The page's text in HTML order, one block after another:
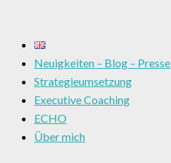
Neuigkeiten – Blog – Presse
Strategieumsetzung
Executive Coaching
ECHO
Über mich